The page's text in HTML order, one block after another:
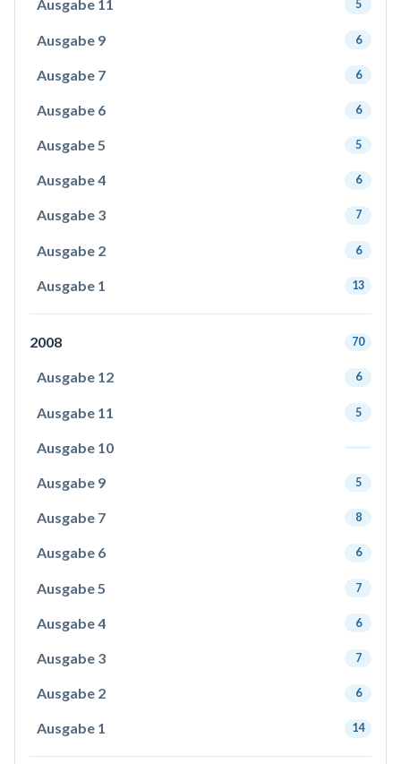
Ausgabe 11 5
Ausgabe 9 6
Ausgabe 7 6
Ausgabe 6 6
Ausgabe 5 5
Ausgabe 4 6
Ausgabe 3 7
Ausgabe 2 6
Ausgabe 1 13
2008 70
Ausgabe 12 6
Ausgabe 11 5
Ausgabe 10
Ausgabe 9 5
Ausgabe 7 8
Ausgabe 6 6
Ausgabe 5 7
Ausgabe 4 6
Ausgabe 3 7
Ausgabe 2 6
Ausgabe 1 14